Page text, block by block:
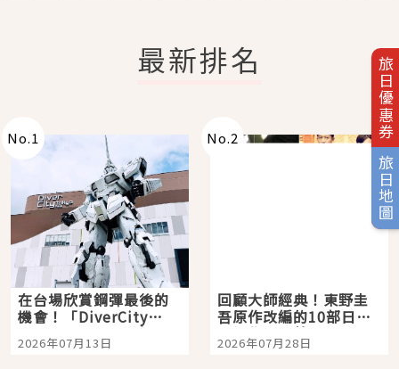
旅日優惠券
旅日地圖
最新排名
No.1
在台場欣賞鋼彈最後的
機會！「DiverCity
Tokyo Plaza」搭船、
購物、美食及夜景，一
2026年07月13日
No.2
回顧大師經典！東野圭
吾原作改編的10部日本
影視作品推薦
2026年07月28日